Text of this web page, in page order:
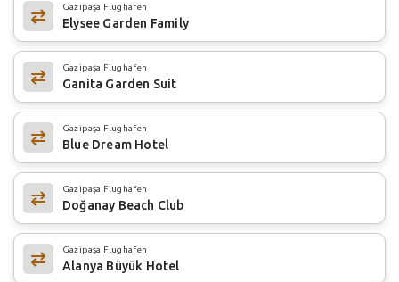
Gazipaşa Flughafen
Elysee Garden Family
Gazipaşa Flughafen
Ganita Garden Suit
Gazipaşa Flughafen
Blue Dream Hotel
Gazipaşa Flughafen
Doğanay Beach Club
Gazipaşa Flughafen
Alanya Büyük Hotel